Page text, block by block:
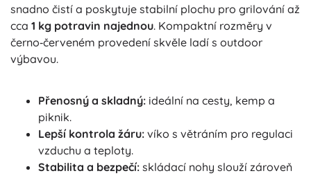
snadno čistí a poskytuje stabilní plochu pro grilování až
cca 1 kg potravin najednou. Kompaktní rozměry v
černo‑červeném provedení skvěle ladí s outdoor
výbavou.
Přenosný a skladný: ideální na cesty, kemp a
piknik.
Lepší kontrola žáru: víko s větráním pro regulaci
vzduchu a teploty.
Stabilita a bezpečí: skládací nohy slouží zároveň